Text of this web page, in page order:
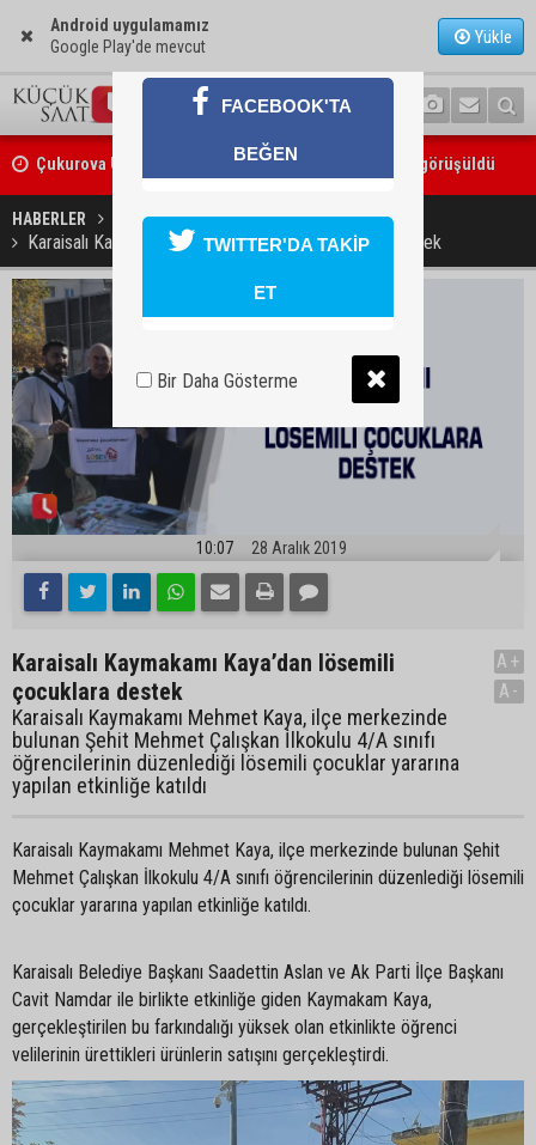
Android uygulamamız
Google Play'de mevcut
Yükle
Çukurova Üniversitesi’nde Ar-Ge ve sanayi iş birliği görüşüldü
Seyhan’da gıda işletmelerine sıkı denetim
HABERLER YAŞAM
Karaisalı Kaymakamı Kaya’dan lösemili çocuklara destek
10:07 28 Aralık 2019
Karaisalı Kaymakamı Kaya’dan lösemili
çocuklara destek
Karaisalı Kaymakamı Mehmet Kaya, ilçe merkezinde
bulunan Şehit Mehmet Çalışkan İlkokulu 4/A sınıfı
öğrencilerinin düzenlediği lösemili çocuklar yararına
yapılan etkinliğe katıldı
A+
A-
Karaisalı Kaymakamı Mehmet Kaya, ilçe merkezinde bulunan Şehit
Mehmet Çalışkan İlkokulu 4/A sınıfı öğrencilerinin düzenlediği lösemili
çocuklar yararına yapılan etkinliğe katıldı.
Karaisalı Belediye Başkanı Saadettin Aslan ve Ak Parti İlçe Başkanı
Cavit Namdar ile birlikte etkinliğe giden Kaymakam Kaya,
gerçekleştirilen bu farkındalığı yüksek olan etkinlikte öğrenci
velilerinin ürettikleri ürünlerin satışını gerçekleştirdi.
FACEBOOK'TA
BEĞEN
TWITTER'DA TAKİP
ET
Bir Daha Gösterme